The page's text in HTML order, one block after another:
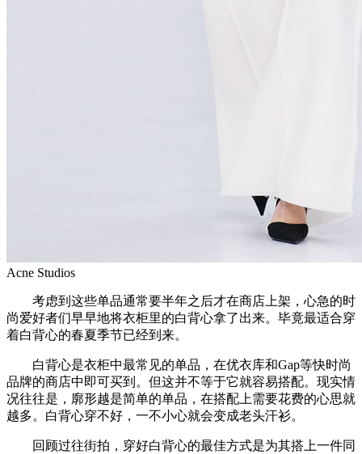
Acne Studios
考虑到这些单品通常要半年之后才在商店上架，心急的时
尚爱好者们早早地将衣柜里的白背心拿了出来。毕竟最适合穿
着白背心的春夏季节已经到来。
白背心是衣柜中最常见的单品，在优衣库和Gap等快时尚
品牌的商店中即可买到。但这并不等于它就容易搭配。现实情
况往往是，廓形越是简单的单品，在搭配上需要花费的心思就
越多。白背心穿不好，一不小心就会变成老头汗衫。
回顾过往街拍，穿好白背心的最佳方式是为其搭上一件同